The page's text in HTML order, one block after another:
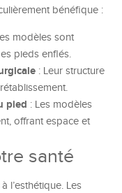
bénéfique :
modèles sont
pieds enflés.
: Leur structure
pied : Les modèles
offrant espace et
santé
l’esthétique. Les